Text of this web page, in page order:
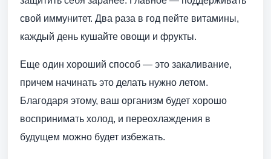
свой иммунитет. Два раза в год пейте витамины,
каждый день кушайте овощи и фрукты.
Еще один хороший способ — это закаливание,
причем начинать это делать нужно летом.
Благодаря этому, ваш организм будет хорошо
воспринимать холод, и переохлаждения в
будущем можно будет избежать.